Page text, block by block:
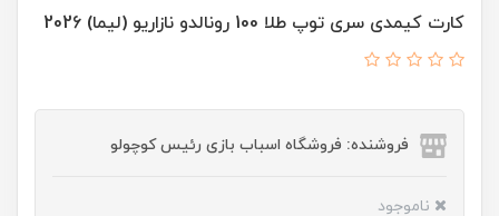
کارت کیمدی سری توپ طلا 100 رونالدو نازاریو (لیما) 2026
فروشنده: فروشگاه اسباب بازی رئیس کوچولو
ناموجود